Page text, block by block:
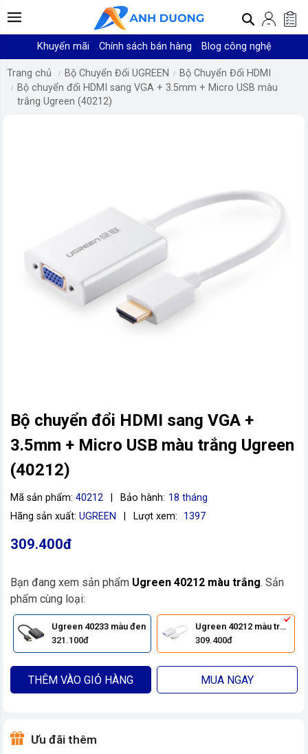
Khuyến mãi Chính sách bán hàng Blog công nghệ
Trang chủ Bộ Chuyển Đổi UGREEN
Bộ Chuyển Đổi HDMI
Bộ chuyển đổi HDMI sang VGA + 3.5mm + Micro USB màu
trắng Ugreen (40212)
Bộ chuyển đổi HDMI sang VGA +
3.5mm + Micro USB màu trắng Ugreen
(40212)
Mã sản phẩm: 40212 Bảo hành: 18 tháng
Hãng sản xuất: UGREEN Lượt xem: 1397
309.400đ
Bạn đang xem sản phẩm Ugreen 40212 màu trắng. Sản
phẩm cùng loại:
Ugreen 40233 màu đen
321.100đ
Ugreen 40212 màu trắng
309.400đ
THÊM VÀO GIỎ HÀNG MUA NGAY
Ưu đãi thêm